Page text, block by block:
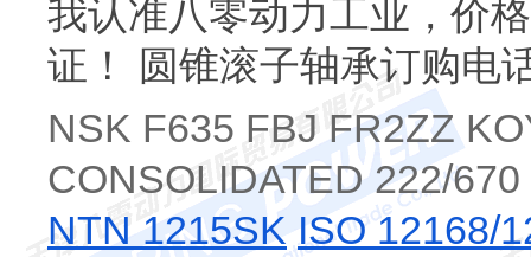
我认准八零动力工业，价
证！ 圆锥滚子轴承订购电
NSK F635 FBJ FR2ZZ
CONSOLIDATED 222/
NTN 1215SK ISO 12168/